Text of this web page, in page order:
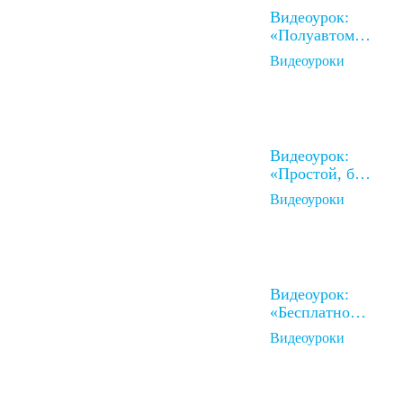
Видеоурок:
«Полуавтом…
Видеоуроки
Видеоурок:
«Простой, б…
Видеоуроки
Видеоурок:
«Бесплатно…
Видеоуроки